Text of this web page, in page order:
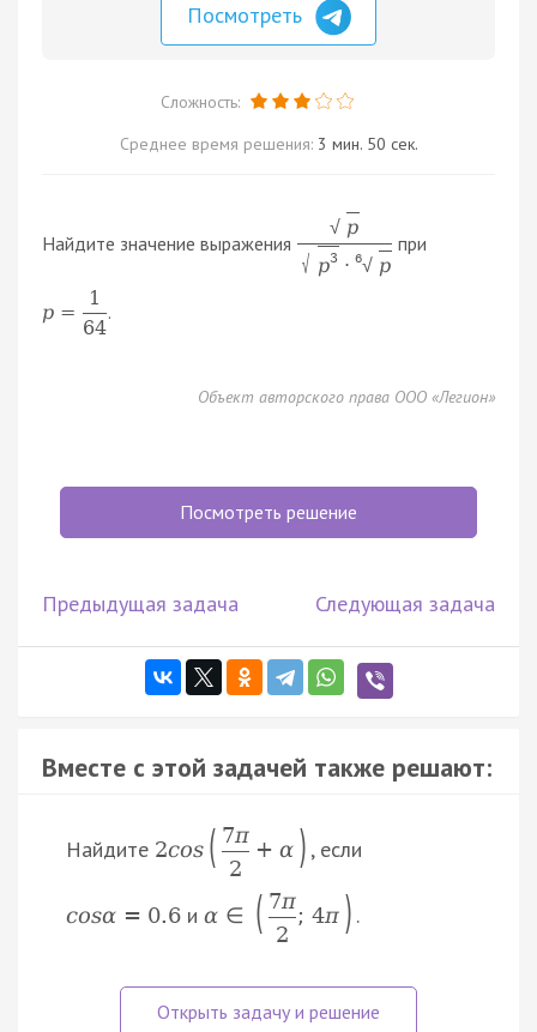
Посмотреть
Сложность:
Среднее время решения: 3 мин. 50 сек.
Найдите значение выражения
√ p
√ p3 ⋅ 6√ p
при
p =
1
64
.
Объект авторского права ООО «Легион»
Посмотреть решение
Предыдущая задача Следующая задача
Вместе с этой задачей также решают:
Найдите 2cos ( 7π
2
+ α ) , если
cosα = 0.6 иα ∈ ( 7π
2
; 4π ) .